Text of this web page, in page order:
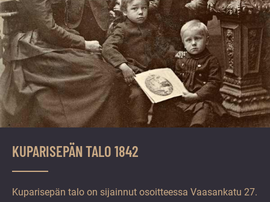
KUPARISEPÄN TALO 1842
Kuparisepän talo on sijainnut osoitteessa Vaasankatu 27.